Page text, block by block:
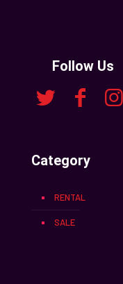
Follow Us
Category
RENTAL
SALE